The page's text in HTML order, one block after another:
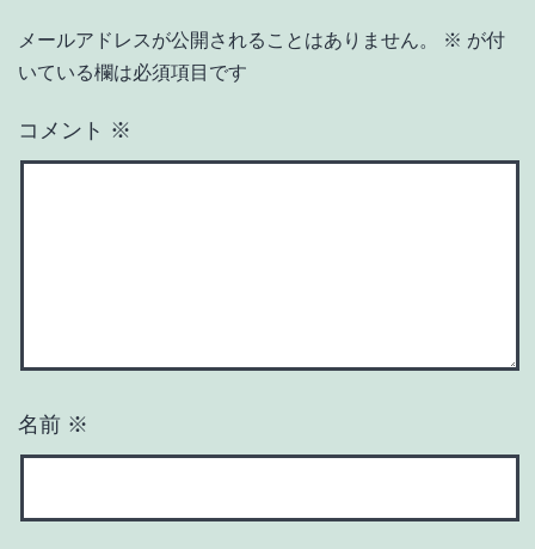
メールアドレスが公開されることはありません。 ※ が付
いている欄は必須項目です
コメント ※
名前 ※